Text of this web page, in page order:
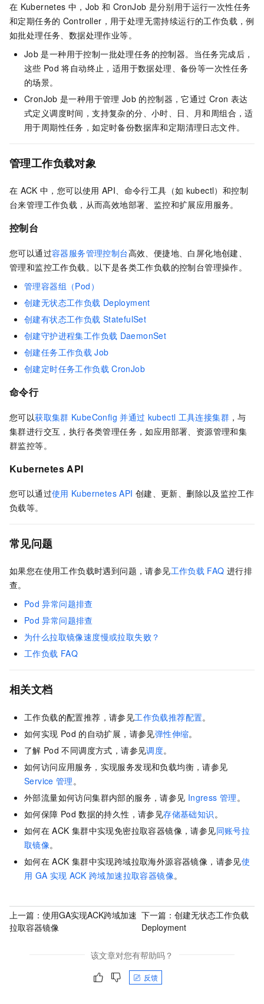
在 Kubernetes 中，Job 和 CronJob 是分别用于运行一次性任务
和定期任务的 Controller，用于处理无需持续运行的工作负载，例
如批处理任务、数据处理作业等。
Job 是一种用于控制一批处理任务的控制器。当任务完成后，
这些 Pod 将自动终止，适用于数据处理、备份等一次性任务
的场景。
CronJob 是一种用于管理 Job 的控制器，它通过 Cron 表达
式定义调度时间，支持复杂的分、小时、日、月和周组合，适
用于周期性任务，如定时备份数据库和定期清理日志文件。
管理工作负载对象
在 ACK 中，您可以使用 API、命令行工具（如 kubectl）和控制
台来管理工作负载，从而高效地部署、监控和扩展应用服务。
控制台
您可以通过容器服务管理控制台高效、便捷地、白屏化地创建、
管理和监控工作负载。以下是各类工作负载的控制台管理操作。
管理容器组（Pod）
创建无状态工作负载 Deployment
创建有状态工作负载 StatefulSet
创建守护进程集工作负载 DaemonSet
创建任务工作负载 Job
创建定时任务工作负载 CronJob
命令行
您可以获取集群 KubeConfig 并通过 kubectl 工具连接集群，与
集群进行交互，执行各类管理任务，如应用部署、资源管理和集
群监控等。
Kubernetes API
您可以通过使用 Kubernetes API 创建、更新、删除以及监控工作
负载等。
常见问题
如果您在使用工作负载时遇到问题，请参见工作负载 FAQ 进行排
查。
Pod 异常问题排查
Pod 异常问题排查
为什么拉取镜像速度慢或拉取失败？
工作负载 FAQ
相关文档
工作负载的配置推荐，请参见工作负载推荐配置。
如何实现 Pod 的自动扩展，请参见弹性伸缩。
了解 Pod 不同调度方式，请参见调度。
如何访问应用服务，实现服务发现和负载均衡，请参见
Service 管理 。
外部流量如何访问集群内部的服务，请参见 Ingress 管理 。
如何保障 Pod 数据的持久性，请参见存储基础知识 。
如何在 ACK 集群中实现免密拉取容器镜像，请参见同账号拉
取镜像。
如何在 ACK 集群中实现跨域拉取海外源容器镜像，请参见使
用 GA 实现 ACK 跨域加速拉取容器镜像。
上一篇： 使用GA实现ACK跨域加速
拉取容器镜像
下一篇： 创建无状态工作负载
Deployment
该文章对您有帮助吗？
反馈